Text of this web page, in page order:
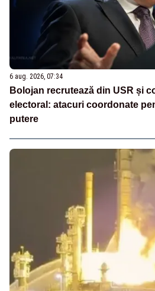
6 aug. 2026, 07:34
Bolojan recrutează din USR și
electoral: atacuri coordonate
putere